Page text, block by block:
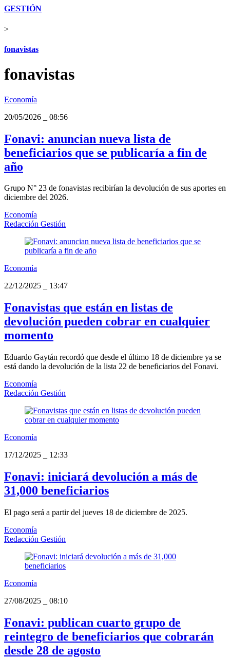
GESTIÓN
>
fonavistas
fonavistas
Economía
20/05/2026
08:56
Fonavi: anuncian nueva lista de
beneficiarios que se publicaría a fin de
año
Grupo N° 23 de fonavistas recibirían la devolución de sus aportes en
diciembre del 2026.
Economía
Redacción Gestión
Economía
22/12/2025
13:47
Fonavistas que están en listas de
devolución pueden cobrar en cualquier
momento
Eduardo Gaytán recordó que desde el último 18 de diciembre ya se
está dando la devolución de la lista 22 de beneficiarios del Fonavi.
Economía
Redacción Gestión
Economía
17/12/2025
12:33
Fonavi: iniciará devolución a más de
31,000 beneficiarios
El pago será a partir del jueves 18 de diciembre de 2025.
Economía
Redacción Gestión
Economía
27/08/2025
08:10
Fonavi: publican cuarto grupo de
reintegro de beneficiarios que cobrarán
desde 28 de agosto